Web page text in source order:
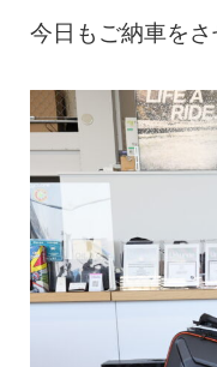
今日もご納車をさ